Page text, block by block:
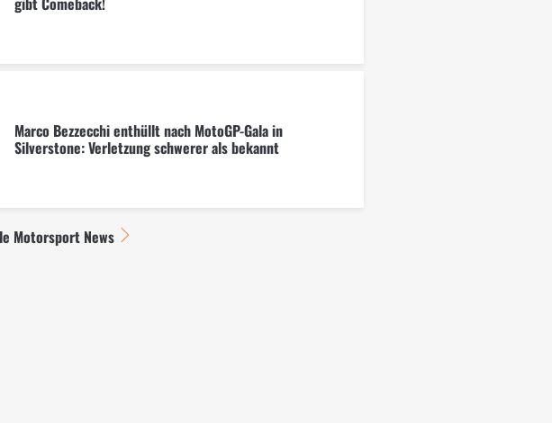
Marco Bezzecchi enthüllt nach MotoGP-Gala in
Silverstone: Verletzung schwerer als bekannt
Motorsport News